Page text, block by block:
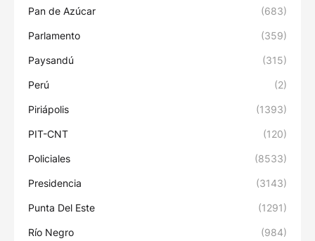
Pan de Azúcar (683)
Parlamento (359)
Paysandú (315)
Perú (2)
Piriápolis (1393)
PIT-CNT (120)
Policiales (8533)
Presidencia (3143)
Punta Del Este (1291)
Río Negro (984)